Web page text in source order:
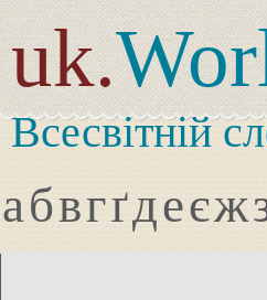
uk.
Всесвітній
абвгґдеєж